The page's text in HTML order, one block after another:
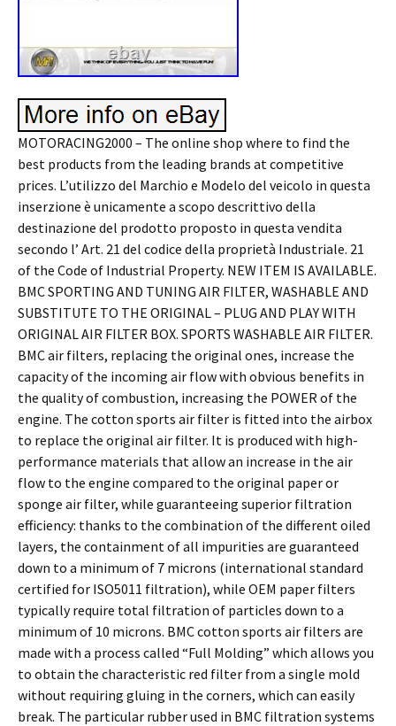
MOTORACING2000 – The online shop where to find the
best products from the leading brands at competitive
prices. L’utilizzo del Marchio e Modelo del veicolo in questa
inserzione è unicamente a scopo descrittivo della
destinazione del prodotto proposto in questa vendita
secondo l’ Art. 21 del codice della proprietà Industriale. 21
of the Code of Industrial Property. NEW ITEM IS AVAILABLE.
BMC SPORTING AND TUNING AIR FILTER, WASHABLE AND
SUBSTITUTE TO THE ORIGINAL – PLUG AND PLAY WITH
ORIGINAL AIR FILTER BOX. SPORTS WASHABLE AIR FILTER.
BMC air filters, replacing the original ones, increase the
capacity of the incoming air flow with obvious benefits in
the quality of combustion, increasing the POWER of the
engine. The cotton sports air filter is fitted into the airbox
to replace the original air filter. It is produced with high-
performance materials that allow an increase in the air
flow to the engine compared to the original paper or
sponge air filter, while guaranteeing superior filtration
efficiency: thanks to the combination of the different oiled
layers, the containment of all impurities are guaranteed
down to a minimum of 7 microns (international standard
certified for ISO5011 filtration), while OEM paper filters
typically require total filtration of particles down to a
minimum of 10 microns. BMC cotton sports air filters are
made with a process called “Full Molding” which allows you
to obtain the characteristic red filter from a single mold
without requiring gluing in the corners, which can easily
break. The particular rubber used in BMC filtration systems